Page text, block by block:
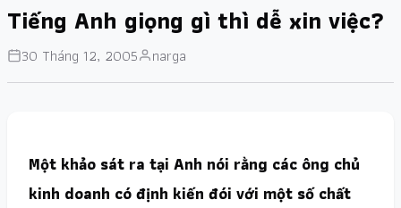
Tiếng Anh giọng gì thì dễ xin việc?
30 Tháng 12, 2005 narga
Một khảo sát ra tại Anh nói rằng các ông chủ
kinh doanh có định kiến đói với một số chất